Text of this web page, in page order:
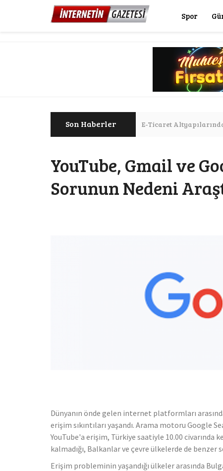
Spor
Son Haberler E-Ticaret
YouTube, Gmail ve
Sorunun Nedeni
Dünyanın önde gelen internet platformları
erişim sıkıntıları yaşandı. Arama motoru Google
YouTube'a erişim, Türkiye saatiyle 10.00 civarında
kalmadığı, Balkanlar ve çevre ülkelerde de
Erişim probleminin yaşandığı ülkeler arasında